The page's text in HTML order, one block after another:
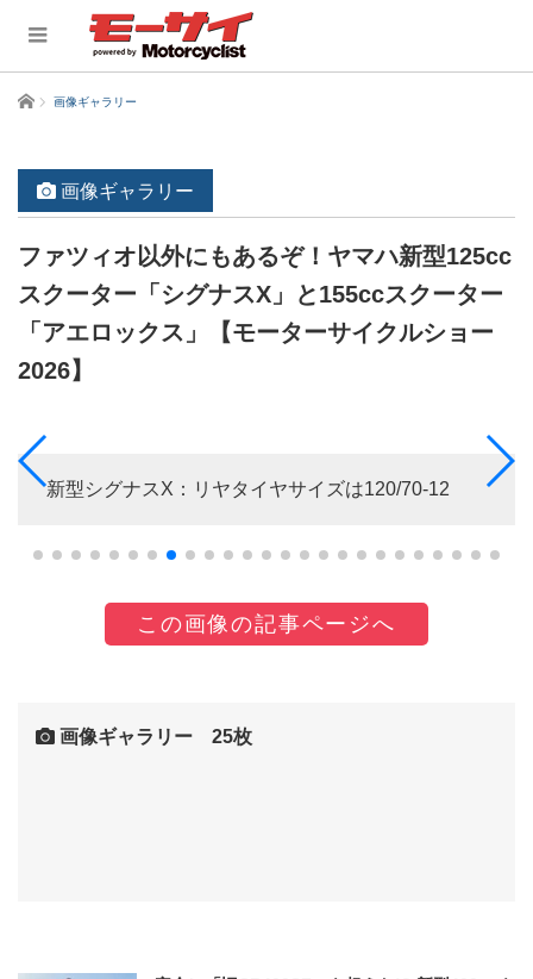
ホーム 画像ギャラリー
画像ギャラリー
ファツィオ以外にもあるぞ！ヤマハ新型125cc
スクーター「シグナスX」と155ccスクーター
「アエロックス」【モーターサイクルショー
2026】
新型シグナスX：リヤタイヤサイズは120/70-12
この画像の記事ページへ
画像ギャラリー 25枚